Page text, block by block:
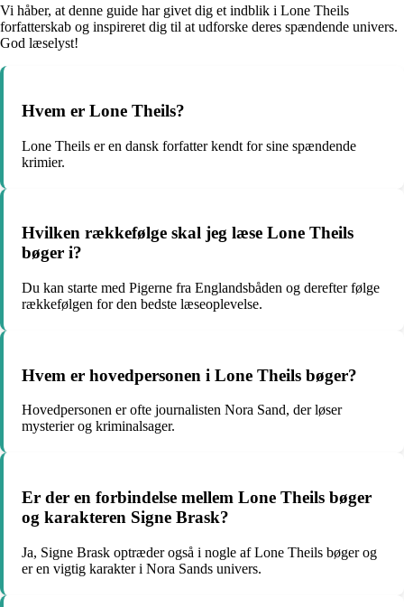
Vi håber, at denne guide har givet dig et indblik i Lone Theils
forfatterskab og inspireret dig til at udforske deres spændende univers.
God læselyst!
Hvem er Lone Theils?
Lone Theils er en dansk forfatter kendt for sine spændende
krimier.
Hvilken rækkefølge skal jeg læse Lone Theils
bøger i?
Du kan starte med Pigerne fra Englandsbåden og derefter følge
rækkefølgen for den bedste læseoplevelse.
Hvem er hovedpersonen i Lone Theils bøger?
Hovedpersonen er ofte journalisten Nora Sand, der løser
mysterier og kriminalsager.
Er der en forbindelse mellem Lone Theils bøger
og karakteren Signe Brask?
Ja, Signe Brask optræder også i nogle af Lone Theils bøger og
er en vigtig karakter i Nora Sands univers.